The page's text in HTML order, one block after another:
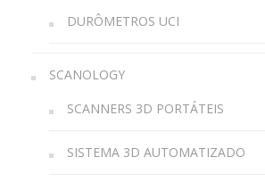
DURÔMETROS UCI
SCANOLOGY
SCANNERS 3D PORTÁTEIS
SISTEMA 3D AUTOMATIZADO